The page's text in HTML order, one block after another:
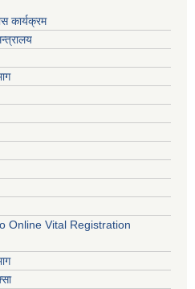
कार्यक्रम
Online Vital Registration